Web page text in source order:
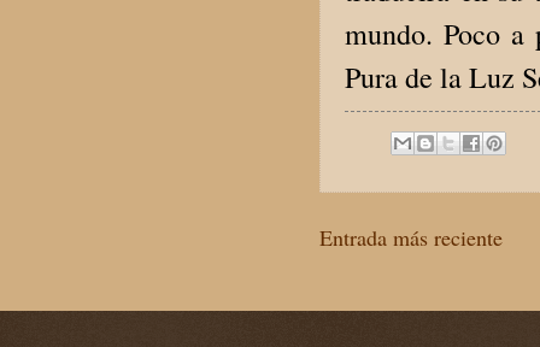
mundo. Poco
Pura de la Luz
Entrada más reciente